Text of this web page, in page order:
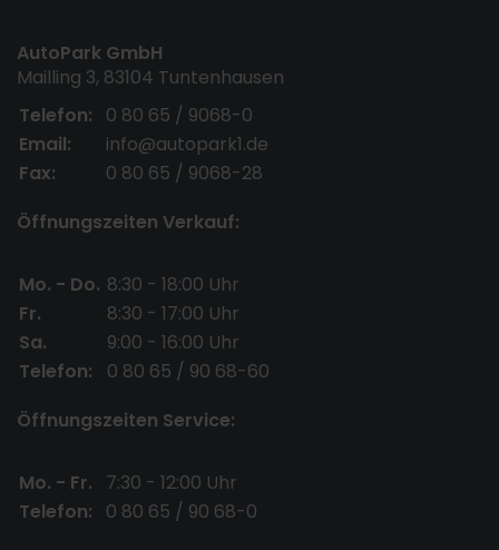
AutoPark GmbH
Mailling 3, 83104 Tuntenhausen
Telefon:
0 80 65 / 9068-0
Email:
info@autopark1.de
Fax:
0 80 65 / 9068-28
Öffnungszeiten Verkauf:
Mo. - Do. 8:30 - 18:00 Uhr
Fr.
8:30 - 17:00 Uhr
Sa.
9:00 - 16:00 Uhr
Telefon:
0 80 65 / 90 68-60
Öffnungszeiten Service:
Mo. - Fr.
7:30 - 12:00 Uhr
Telefon:
0 80 65 / 90 68-0